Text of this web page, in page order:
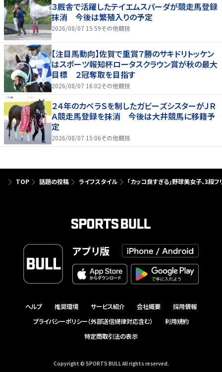
３厩舎で活躍したテイエムスパーダが競走馬登録
抹消 今後は繁殖入りの予定
2026/08/07 15:59その他競技
【注目馬動向】佐賀で重賞７勝のサキドリトッケン
はスポーツ報知杯ロータスクラウン賞が秋の最大
目標 ２冠奪取を目指す
2026/08/07 16:02その他競技
２４年のカペラＳを制したガビーズシスターがＪＲ
Ａ競走馬登録を抹消 今後は大井競馬に移籍予
定
2026/08/07 15:06その他競技
TOP 話題の投稿 ライフスタイル 「カッコ良すぎる」野球美女子、3段
アプリ版
ヘルプ 推奨環境 サービス紹介 会社概要
採用情報
プライバシーポリシー（外部送信規律対応含む）
利用規約
特定商取引法の表示
Copyright © SPORTS BULL All rights reserved.